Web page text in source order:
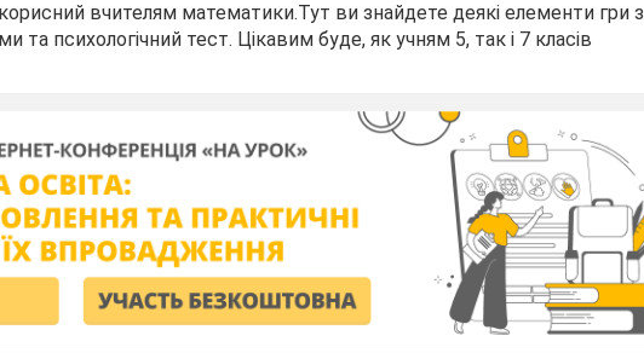
вчителям математики.Тут ви знайдете деякі елементи гри з
та психологічний тест. Цікавим буде, як учням 5, так і 7 класів